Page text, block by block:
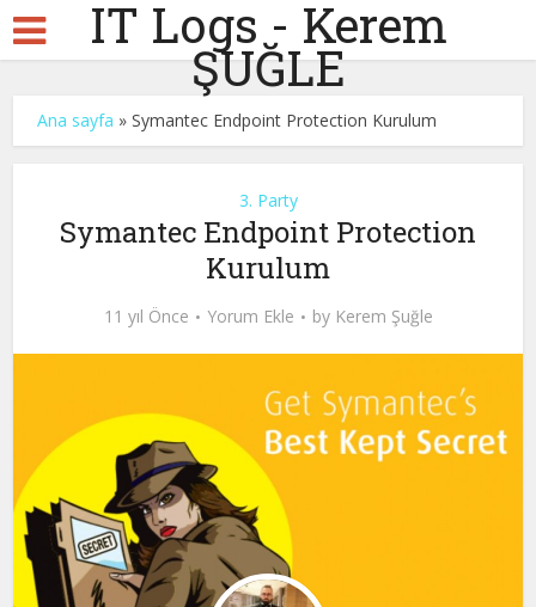
IT Logs - Kerem
ŞUĞLE
Ana sayfa »Symantec Endpoint Protection Kurulum
3. Party
Symantec Endpoint Protection
Kurulum
11 yıl Önce Yorum Ekle by Kerem Şuğle